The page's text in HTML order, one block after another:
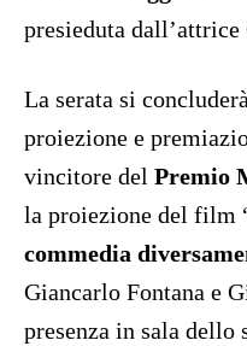
presieduta
La serata si
proiezione e
vincitore del Premio
la proiezione del film
commedia
Giancarlo Fontana e
presenza in sala dello